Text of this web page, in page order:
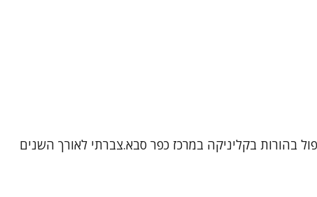
טיפול נפשי למתבגרים, מבוגרים וטיפול בהורות בקליניקה במרכז כפר סבא.צברתי לאורך השנים